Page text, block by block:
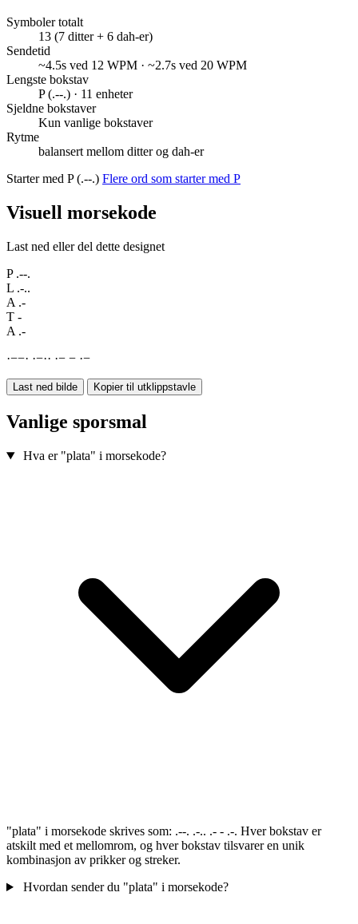
Symboler totalt
13 (7 ditter + 6 dah-er)
Sendetid
~4.5s ved 12 WPM · ~2.7s ved 20 WPM
Lengste bokstav
P (.--.) · 11 enheter
Sjeldne bokstaver
Kun vanlige bokstaver
Rytme
balansert mellom ditter og dah-er
Starter med P (.--.) Flere ord som starter med P
Visuell morsekode
Last ned eller del dette designet
P .--.
L .-..
A .-
T -
A .-
·−−· ·−·· ·− − ·−
Last ned bilde Kopier til utklippstavle
Vanlige sporsmal
Hva er "plata" i morsekode?
"plata" i morsekode skrives som: .--. .-.. .- - .-. Hver bokstav er
atskilt med et mellomrom, og hver bokstav tilsvarer en unik
kombinasjon av prikker og streker.
Hvordan sender du "plata" i morsekode?